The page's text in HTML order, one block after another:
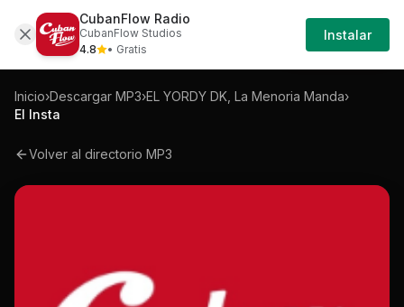
Mp3 El-yordy-dk-la-menoria-manda-el-insta-
Iniciar
Sesión
Inicio›Descargar MP3›EL YORDY DK, La Menoria Manda›
El Insta
Volver al directorio MP3
CubanFlow Radio
CubanFlow Studios
4.8
• Gratis
Instalar